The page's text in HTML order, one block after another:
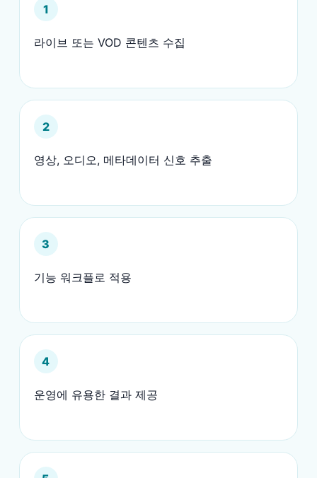
1
라이브 또는 VOD 콘텐츠 수집
2
영상, 오디오, 메타데이터 신호 추출
3
기능 워크플로 적용
4
운영에 유용한 결과 제공